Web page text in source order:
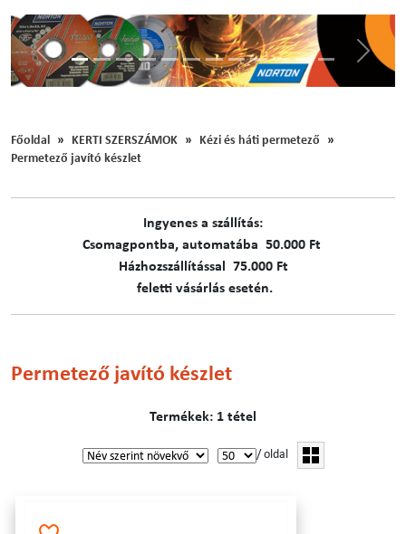
Előző
Főoldal KERTI SZERSZÁMOK
Kézi és háti permetező
Permetező javító készlet
Ingyenes a szállítás:
C​​​somagpontba, automatába 50.000 Ft
Házhozszállítással 75.000 Ft
feletti vásárlás esetén.
Permetező javító készlet
Termékek: 1 tétel
/ oldal